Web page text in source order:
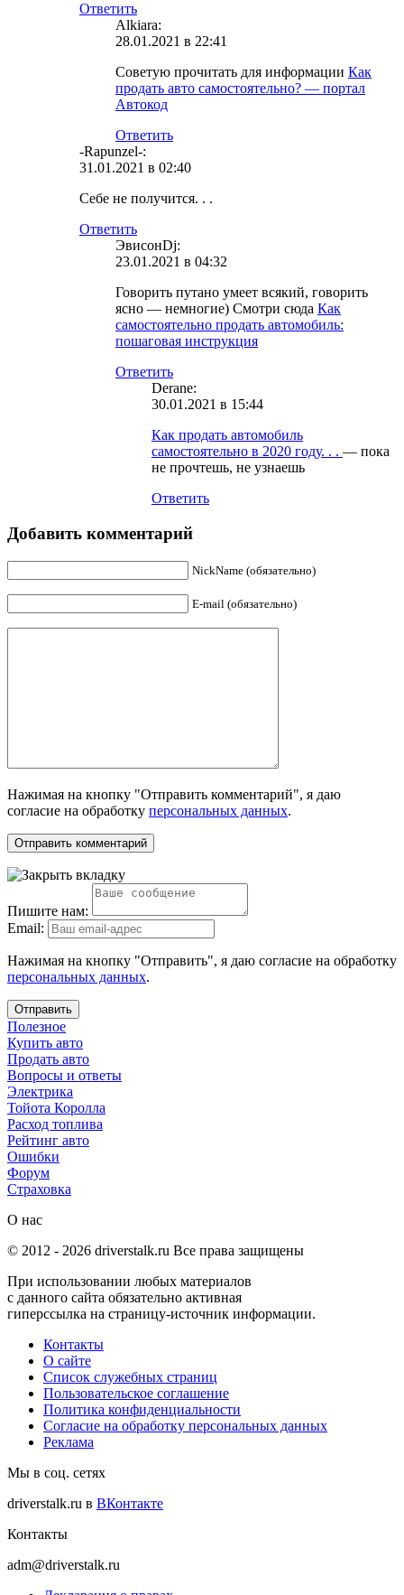
Ответить
Alkiara:
28.01.2021 в 22:41
Советую прочитать для информации Как
продать авто самостоятельно? — портал
Автокод
Ответить
-Rapunzel-:
31.01.2021 в 02:40
Себе не получится. . .
Ответить
ЭвисонDj:
23.01.2021 в 04:32
Говорить путано умеет всякий, говорить
ясно — немногие) Смотри сюда Как
самостоятельно продать автомобиль:
пошаговая инструкция
Ответить
Derane:
30.01.2021 в 15:44
Как продать автомобиль
самостоятельно в 2020 году. . . — пока
не прочтешь, не узнаешь
Ответить
Добавить комментарий
NickName (обязательно)
E-mail (обязательно)
Нажимая на кнопку "Отправить комментарий", я даю
согласие на обработку персональных данных.
Пишите нам:
Email:
Нажимая на кнопку "Отправить", я даю согласие на обработку
персональных данных.
Отправить
Полезное
Купить авто
Продать авто
Вопросы и ответы
Электрика
Тойота Королла
Расход топлива
Рейтинг авто
Ошибки
Форум
Страховка
О нас
© 2012 - 2026 driverstalk.ru Все права защищены
При использовании любых материалов
с данного сайта обязательно активная
гиперссылка на страницу-источник информации.
Контакты
О сайте
Список служебных страниц
Пользовательское соглашение
Политика конфиденциальности
Согласие на обработку персональных данных
Реклама
Мы в соц. сетях
driverstalk.ru в ВКонтакте
Контакты
adm@driverstalk.ru